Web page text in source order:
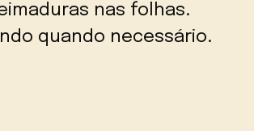
nas folhas.
quando necessário.